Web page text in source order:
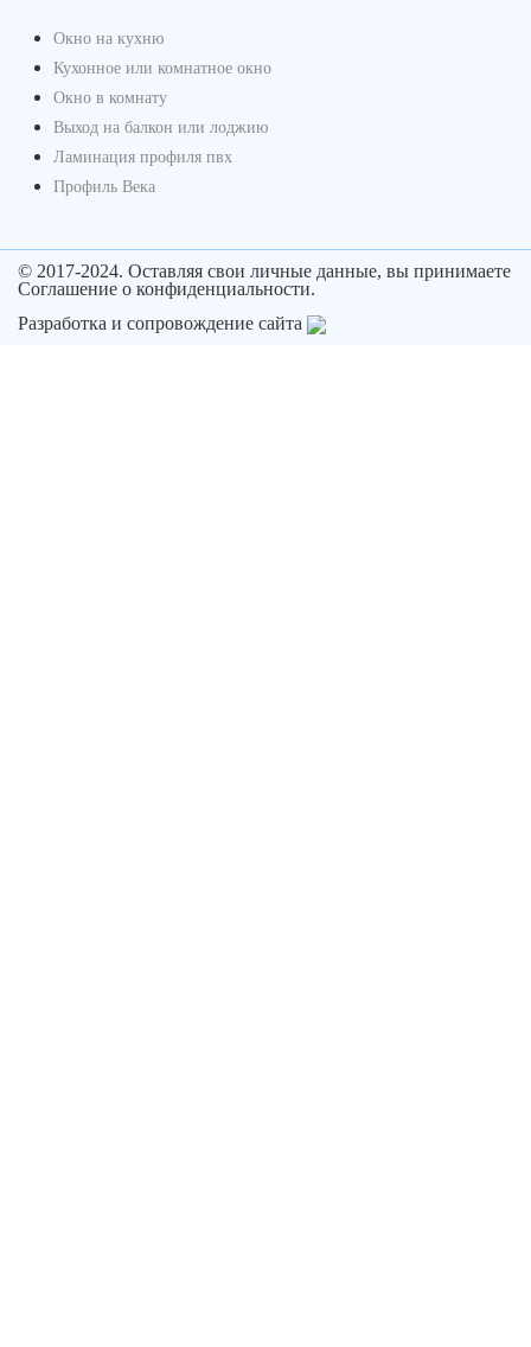
Окно на кухню
Кухонное или комнатное окно
Окно в комнату
Выход на балкон или лоджию
Ламинация профиля пвх
Профиль Века
© 2017-2024. Оставляя свои личные данные, вы принимаете
Соглашение о конфиденциальности.
Разработка и сопровождение сайта